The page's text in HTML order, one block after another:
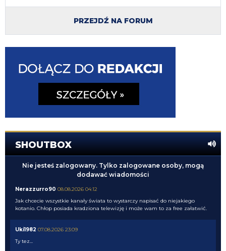
PRZEJDŹ NA FORUM
SHOUTBOX
Nie jesteś zalogowany. Tylko zalogowane osoby, mogą
dodawać wiadomości
Nerazzurro90 08.08.2026 04:12
Jak chcecie wszystkie kanały świata to wystarczy napisać do niejakiego
kotanio. Chłop posiada kradziona telewizję i może wam to za free załatwić.
Uki1982 07.08.2026 23:09
Ty tez...